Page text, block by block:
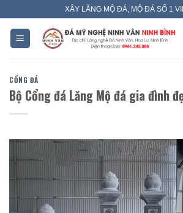
content
XÂY LĂNG MỘ ĐÁ, MỘ ĐÁ SỐ 1
CỔNG ĐÁ
Bộ Cổng đá Lăng Mộ đá gia đình